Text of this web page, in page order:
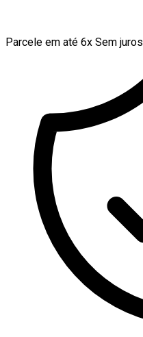
Parcele em até 6x Sem juros